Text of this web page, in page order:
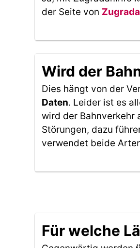
der Seite von
Wird der
Dies hängt von der
Daten. Leider ist es
wird der Bahnverkehr
Störungen, dazu
verwendet beide
Für welche